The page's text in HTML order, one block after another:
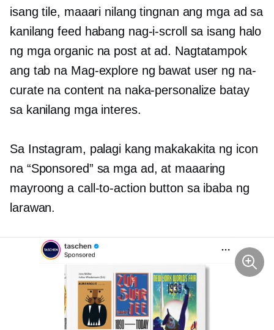
isang tile, maaari nilang tingnan ang mga ad sa
kanilang feed habang nag-i-scroll sa isang halo
ng mga organic na post at ad. Nagtatampok
ang tab na Mag-explore ng bawat user ng na-
curate na content na naka-personalize batay
sa kanilang mga interes.
Sa Instagram, palagi kang makakakita ng icon
na “Sponsored” sa mga ad, at maaaring
mayroong a call-to-action button sa ibaba ng
larawan.